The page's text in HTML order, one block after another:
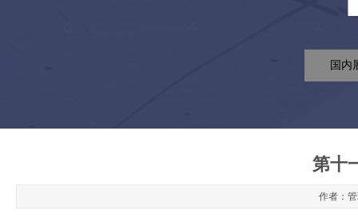
国内
第十
作者：